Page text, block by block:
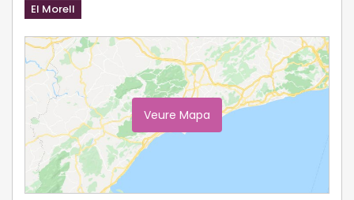
El Morell
Veure Mapa